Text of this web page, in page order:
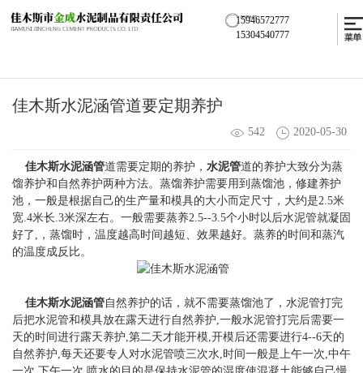
15946572777
15304540777
佳木斯水泥涵管道要定期养护
542 2020-05-30
佳木斯水泥涵管道需要定期的养护， 水泥管道的养护大致分为蒸
馏养护和自然养护两种方法。蒸馏养护需要用到蒸馏池，修建养护
池，一般是根据自己的生产量和模具的大小而定尺寸，大约是2.5米
宽.4米长.3米深左右。一般需要蒸养2.5--3.5个小时以后水泥管就凝固
好了,，蒸馏时，温度越高时间越短、效果越好。蒸养的时间和蒸汽
的温度成反比。
佳木斯水泥涵管自然养护的话，就不需要蒸馏池了，水泥管打完
后把水泥管和模具放在露天进行自然养护,一般水泥管打完后需要一
天的时间进行露天养护,第二天才能开模,开模后还需要进行4--6天的
自然养护,每天还要专人对水泥管喷三次水,时间一般是上午一次,中午